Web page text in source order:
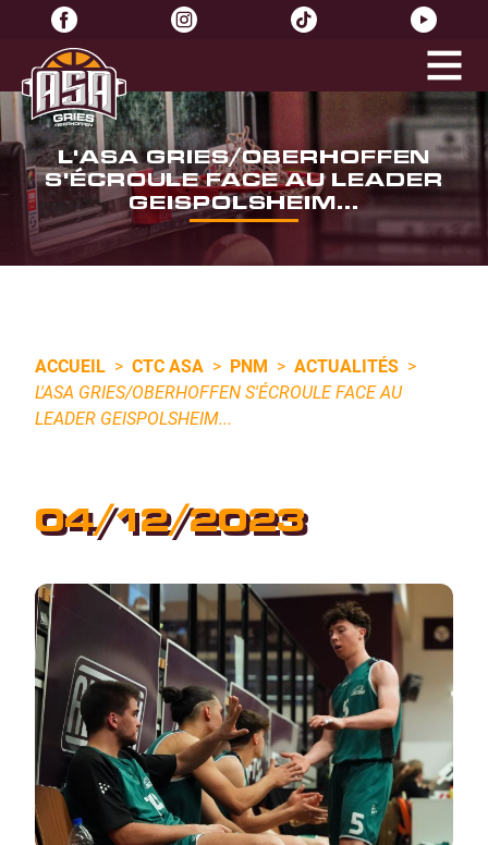
L'ASA GRIES/OBERHOFFEN
S'ÉCROULE FACE AU LEADER
GEISPOLSHEIM...
ACCUEIL > CTC ASA > PNM > ACTUALITÉS >
L'ASA GRIES/OBERHOFFEN S'ÉCROULE FACE AU
LEADER GEISPOLSHEIM...
04/12/2023